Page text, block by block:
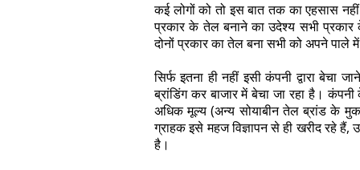
कई लोगों को तो इस बात तक का एहसास नहीं
प्रकार के तेल बनाने का उदेश्य सभी
दोनों प्रकार का तेल बना सभी को अपने पाले
सिर्फ इतना ही नहीं इसी कंपनी द्वारा बेचा
ब्रांडिंग कर बाजार में बेचा जा रहा है।
अधिक मूल्य (अन्य सोयाबीन तेल ब्रांड के
ग्राहक इसे महज विज्ञापन से ही खरीद रहे हैं,
है।